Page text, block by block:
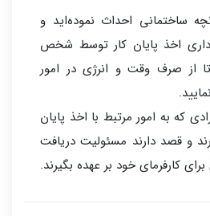
ساختمانی احداث نموده‌اید و
اخذ پایان کار توسط شخص
از صرف وقت و انرژی در امور
که به امور مرتبط با اخذ پایان
و قصد دارند مسئولیت دریافت
برای کارفرمای خود بر عهده بگیرند.